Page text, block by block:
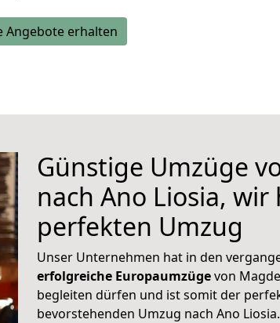
Angebote erhalten
Günstige Umzüge
nach Ano Liosia,
perfekten Umzug
Unser Unternehmen hat in den
erfolgreiche Europaumzügevon
begleiten dürfen und ist somit der
bevorstehenden Umzug nach Ano